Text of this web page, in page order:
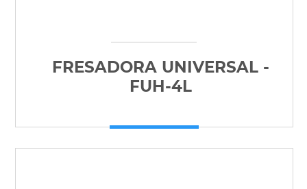
FRESADORA UNIVERSAL -
FUH-4L